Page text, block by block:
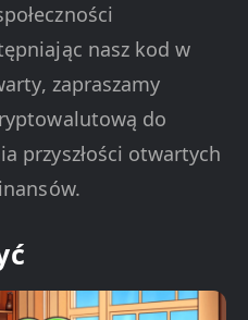
nasz kod w
zapraszamy
do
przyszłości otwartych